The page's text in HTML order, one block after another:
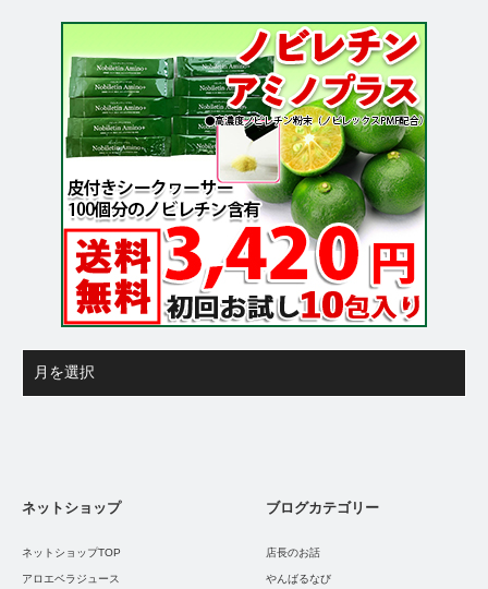
ネットショップ
ネットショップTOP
アロエベラジュース
ブログカテゴリー
店長のお話
やんばるなび